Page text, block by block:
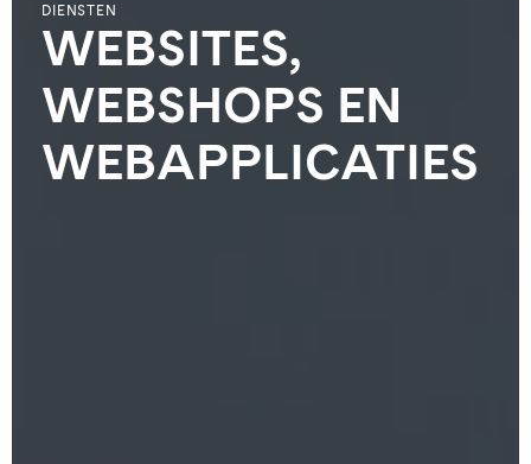
DIENSTEN
WEBSITES,
WEBSHOPS EN
WEBAPPLICATIES